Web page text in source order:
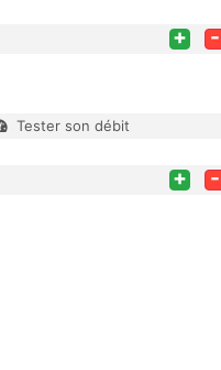
+ -
Tester son débit
+ -